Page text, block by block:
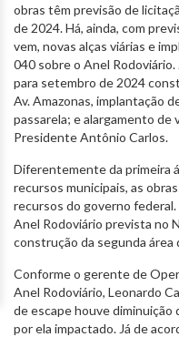
obras têm previsão de
de 2024. Há, ainda, com
vem, novas alças viárias e
040 sobre o Anel
para setembro de 2024
Av. Amazonas, implantação
passarela; e alargamento de
Presidente Antônio Carlos.
Diferentemente da primeira
recursos municipais, as
recursos do governo
Anel Rodoviário prevista no
construção da segunda área
Conforme o gerente de
Anel Rodoviário, Leonardo
de escape houve
por ela impactado. Já de